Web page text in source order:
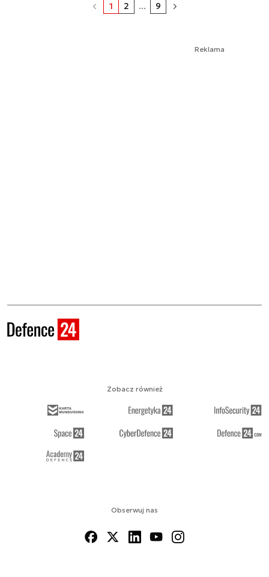
1 2 ... 9
Reklama
Obserwuj nas
Zobacz również